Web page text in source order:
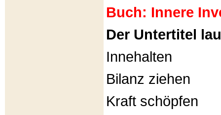
Buch: Innere
Der Untertitel
Innehalten
Bilanz ziehen
Kraft schöpfen